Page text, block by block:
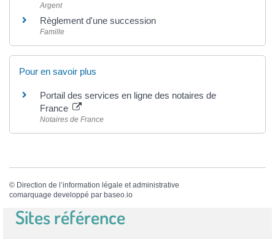
Argent
Règlement d'une succession
Famille
Pour en savoir plus
Portail des services en ligne des notaires de
France
Notaires de France
© Direction de l’information légale et administrative
comarquage developpé par baseo.io
Sites référence